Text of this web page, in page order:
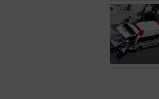
づきます
ーAEDの